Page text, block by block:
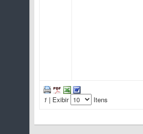
1 | Exibir Itens